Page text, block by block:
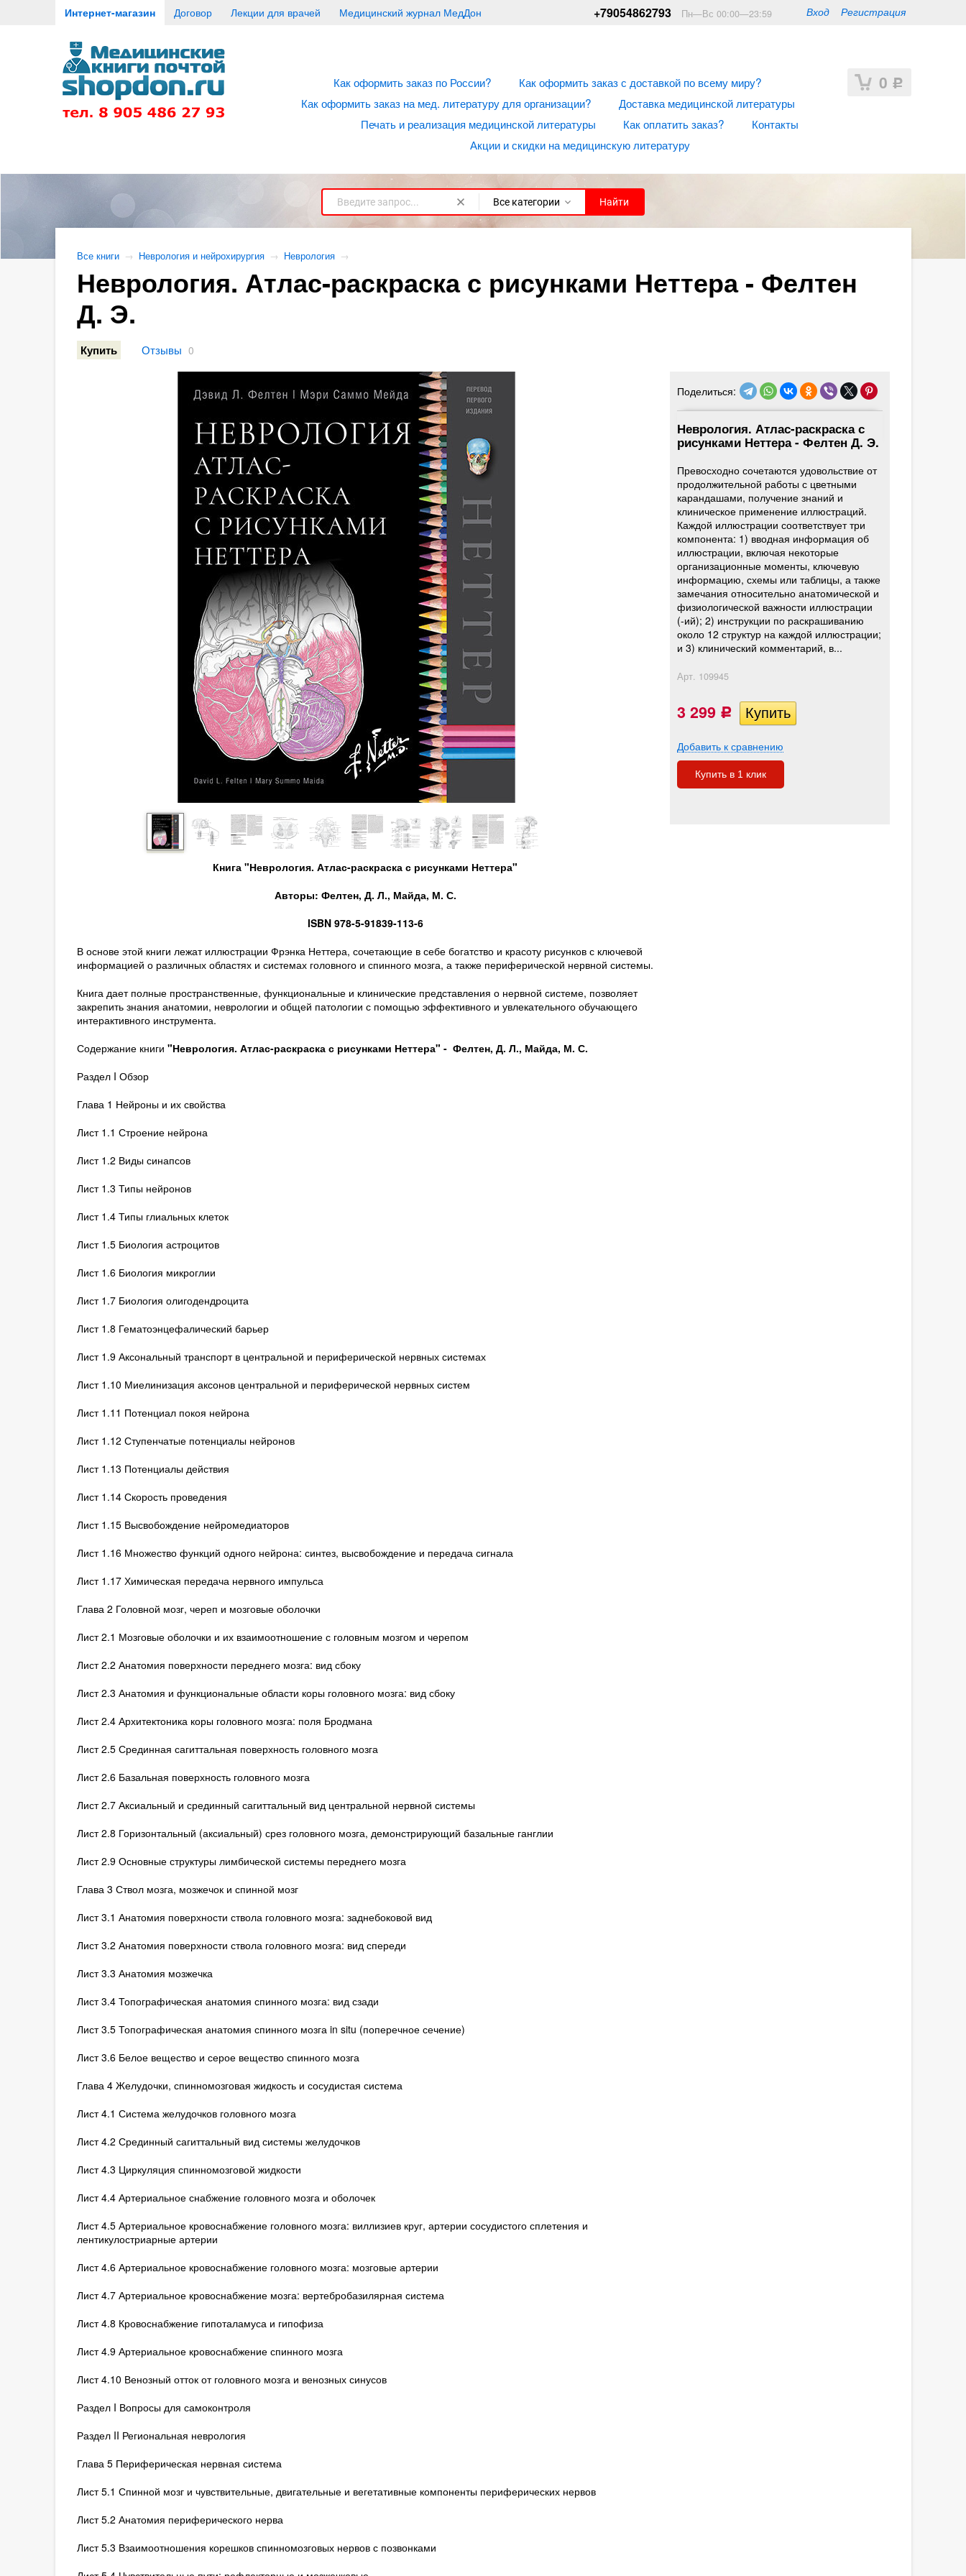
Интернет-магазин Договор Лекции для врачей Медицинский журнал МедДон Вход Регистрация
+79054862793 Пн—Вс 00:00—23:59
0 Р
Как оформить заказ по России?
Как оформить заказ с доставкой по всему миру?
Как оформить заказ на мед. литературу для организации?
Доставка медицинской литературы
Печать и реализация медицинской литературы
Как оплатить заказ?
Контакты
Акции и скидки на медицинскую литературу
Все категории Найти
Все книги → Неврология и нейрохирургия → Неврология →
Неврология. Атлас-раскраска с рисунками Неттера - Фелтен
Д. Э.
Купить Отзывы 0
Поделиться:
Неврология. Атлас-раскраска с
рисунками Неттера - Фелтен Д. Э.
Превосходно сочетаются удовольствие от
продолжительной работы с цветными
карандашами, получение знаний и
клиническое применение иллюстраций.
Каждой иллюстрации соответствует три
компонента: 1) вводная информация об
иллюстрации, включая некоторые
организационные моменты, ключевую
информацию, схемы или таблицы, а также
замечания относительно анатомической и
физиологической важности иллюстрации
(-ий); 2) инструкции по раскрашиванию
около 12 структур на каждой иллюстрации;
и 3) клинический комментарий, в...
Арт. 109945
3 299 Р
Добавить к сравнению
Купить в 1 клик
Книга "Неврология. Атлас-раскраска с рисунками Неттера"
Авторы: Фелтен, Д. Л., Майда, М. С.
ISBN 978-5-91839-113-6
В основе этой книги лежат иллюстрации Фрэнка Неттера, сочетающие в себе богатство и красоту рисунков с ключевой
информацией о различных областях и системах головного и спинного мозга, а также периферической нервной системы.
Книга дает полные пространственные, функциональные и клинические представления о нервной системе, позволяет
закрепить знания анатомии, неврологии и общей патологии с помощью эффективного и увлекательного обучающего
интерактивного инструмента.
Содержание книги "Неврология. Атлас-раскраска с рисунками Неттера" - Фелтен, Д. Л., Майда, М. С.
Раздел I Обзор
Глава 1 Нейроны и их свойства
Лист 1.1 Строение нейрона
Лист 1.2 Виды синапсов
Лист 1.3 Типы нейронов
Лист 1.4 Типы глиальных клеток
Лист 1.5 Биология астроцитов
Лист 1.6 Биология микроглии
Лист 1.7 Биология олигодендроцита
Лист 1.8 Гематоэнцефалический барьер
Лист 1.9 Аксональный транспорт в центральной и периферической нервных системах
Лист 1.10 Миелинизация аксонов центральной и периферической нервных систем
Лист 1.11 Потенциал покоя нейрона
Лист 1.12 Ступенчатые потенциалы нейронов
Лист 1.13 Потенциалы действия
Лист 1.14 Скорость проведения
Лист 1.15 Высвобождение нейромедиаторов
Лист 1.16 Множество функций одного нейрона: синтез, высвобождение и передача сигнала
Лист 1.17 Химическая передача нервного импульса
Глава 2 Головной мозг, череп и мозговые оболочки
Лист 2.1 Мозговые оболочки и их взаимоотношение с головным мозгом и черепом
Лист 2.2 Анатомия поверхности переднего мозга: вид сбоку
Лист 2.3 Анатомия и функциональные области коры головного мозга: вид сбоку
Лист 2.4 Архитектоника коры головного мозга: поля Бродмана
Лист 2.5 Срединная сагиттальная поверхность головного мозга
Лист 2.6 Базальная поверхность головного мозга
Лист 2.7 Аксиальный и срединный сагиттальный вид центральной нервной системы
Лист 2.8 Горизонтальный (аксиальный) срез головного мозга, демонстрирующий базальные ганглии
Лист 2.9 Основные структуры лимбической системы переднего мозга
Глава 3 Ствол мозга, мозжечок и спинной мозг
Лист 3.1 Анатомия поверхности ствола головного мозга: заднебоковой вид
Лист 3.2 Анатомия поверхности ствола головного мозга: вид спереди
Лист 3.3 Анатомия мозжечка
Лист 3.4 Топографическая анатомия спинного мозга: вид сзади
Лист 3.5 Топографическая анатомия спинного мозга in situ (поперечное сечение)
Лист 3.6 Белое вещество и серое вещество спинного мозга
Глава 4 Желудочки, спинномозговая жидкость и сосудистая система
Лист 4.1 Система желудочков головного мозга
Лист 4.2 Срединный сагиттальный вид системы желудочков
Лист 4.3 Циркуляция спинномозговой жидкости
Лист 4.4 Артериальное снабжение головного мозга и оболочек
Лист 4.5 Артериальное кровоснабжение головного мозга: виллизиев круг, артерии сосудистого сплетения и
лентикулостриарные артерии
Лист 4.6 Артериальное кровоснабжение головного мозга: мозговые артерии
Лист 4.7 Артериальное кровоснабжение мозга: вертебробазилярная система
Лист 4.8 Кровоснабжение гипоталамуса и гипофиза
Лист 4.9 Артериальное кровоснабжение спинного мозга
Лист 4.10 Венозный отток от головного мозга и венозных синусов
Раздел I Вопросы для самоконтроля
Раздел II Региональная неврология
Глава 5 Периферическая нервная система
Лист 5.1 Спинной мозг и чувствительные, двигательные и вегетативные компоненты периферических нервов
Лист 5.2 Анатомия периферического нерва
Лист 5.3 Взаимоотношения корешков спинномозговых нервов с позвонками